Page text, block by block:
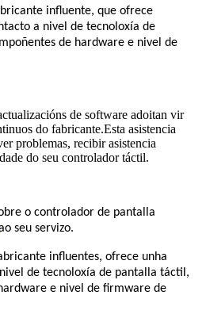
influente, que ofrece
a nivel de tecnoloxía de
de hardware e nivel de
de software adoitan vir
do fabricante.Esta asistencia
problemas, recibir asistencia
do seu controlador táctil.
o controlador de pantalla
seu servizo.
influentes, ofrece unha
de tecnoloxía de pantalla táctil,
e nivel de firmware de